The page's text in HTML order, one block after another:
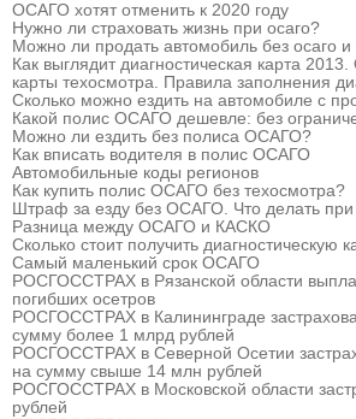
ОСАГО хотят отменить к 2020 году
Нужно ли страховать жизнь при осаго?
Можно ли продать автомобиль без осаго и
Как выглядит диагностическая карта
карты техосмотра. Правила заполнения
Сколько можно ездить на автомобиле с
Какой полис ОСАГО дешевле: без
Можно ли ездить без полиса ОСАГО?
Как вписать водителя в полис ОСАГО
Автомобильные коды регионов
Как купить полис ОСАГО без техосмотра?
Штраф за езду без ОСАГО. Что делать
Разница между ОСАГО и КАСКО
Сколько стоит получить диагностическую
Самый маленький срок ОСАГО
РОСГОССТРАХ в Рязанской области
погибших осетров
РОСГОССТРАХ в Калининграде
сумму более 1 млрд рублей
РОСГОССТРАХ в Северной Осетии
на сумму свыше 14 млн рублей
РОСГОССТРАХ в Московской области
рублей